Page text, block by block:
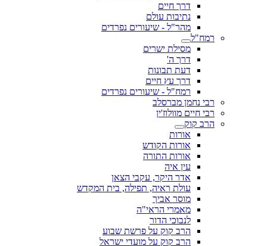
דרך חיים
נתיבות עולם
מהר"ל - שיעורים נפרדים
רמח"ל
מסילת ישרים
דרך ה'
דעת תבונות
דרך עץ חיים
רמח"ל - שיעורים נפרדים
רבי נחמן מברסלב
רבי חיים מוולוז'ין
הרב קוק
אורות
אורות הקודש
אורות התורה
עין איה
אדר היקר, עקבי הצאן
עולת ראיה, תפילה, בית המקדש
מוסר אביך
מאמרי הראי"ה
לנבוכי הדור
הרב קוק על פרשת שבוע
הרב קוק על מועדי ישראל